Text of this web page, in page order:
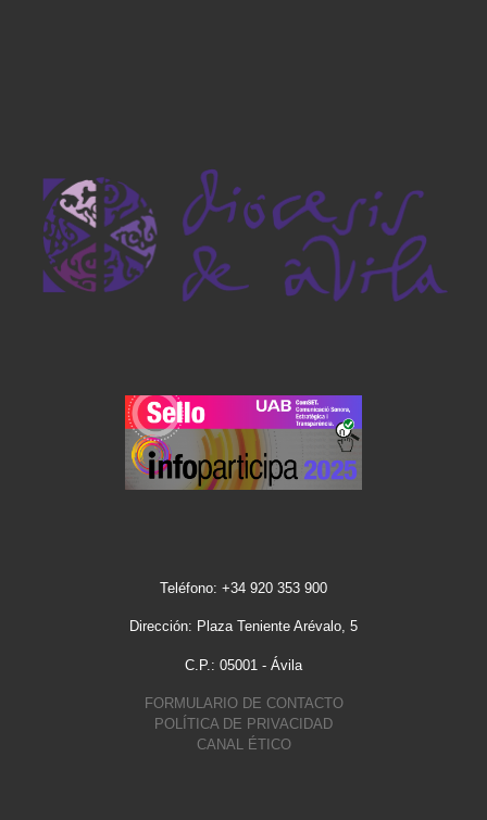
Teléfono: +34 920 353 900
Dirección: Plaza Teniente Arévalo, 5
C.P.: 05001 - Ávila
FORMULARIO DE CONTACTO
POLÍTICA DE PRIVACIDAD
CANAL ÉTICO